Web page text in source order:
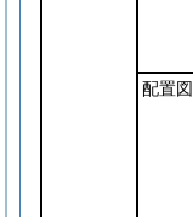
配置図